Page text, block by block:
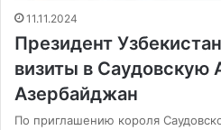
11.11.2024
Президент
визиты в Саудовскую
Азербайджан
По приглашению короля